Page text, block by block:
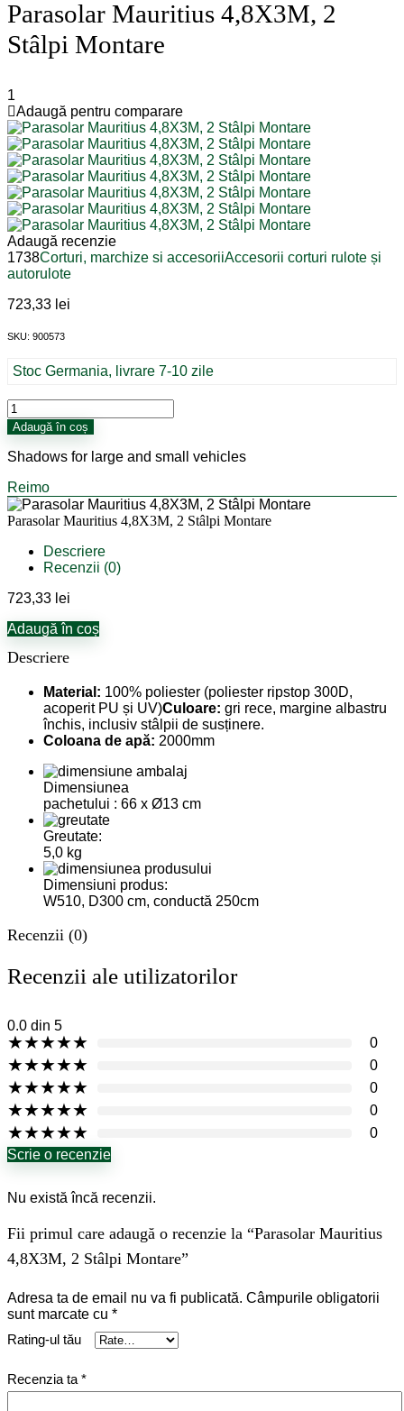
Parasolar Mauritius 4,8X3M, 2
Stâlpi Montare
1
Adaugă pentru comparare
Adaugă recenzie
1738Corturi, marchize si accesoriiAccesorii corturi rulote și
autorulote
723,33 lei
SKU: 900573
Stoc Germania, livrare 7-10 zile
Cantitate
Parasolar
Mauritius
4,8X3M,
Stâlpi
Montare
Adaugă în coș
Shadows for large and small vehicles
Reimo
Parasolar Mauritius 4,8X3M, 2 Stâlpi Montare
Descriere
Recenzii (0)
723,33 lei
Adaugă în coș
Descriere
Material: 100% poliester (poliester ripstop 300D,
acoperit PU și UV)Culoare: gri rece, margine albastru
închis, inclusiv stâlpii de susținere.
Coloana de apă: 2000mm
Dimensiunea
pachetului : 66 x Ø13 cm
Greutate:
5,0 kg
Dimensiuni produs:
W510, D300 cm, conductă 250cm
Recenzii (0)
Recenzii ale utilizatorilor
0.0 din 5
★★★★★ 0
★★★★★ 0
★★★★★ 0
★★★★★ 0
★★★★★
0
Scrie o recenzie
Nu există încă recenzii.
Fii primul care adaugă o recenzie la “Parasolar Mauritius
4,8X3M, 2 Stâlpi Montare”
Adresa ta de email nu va fi publicată. Câmpurile obligatorii
sunt marcate cu *
Rating-ul tău
Recenzia ta *